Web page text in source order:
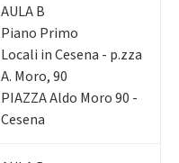
AULA B
Piano Primo
Locali in Cesena - p.zza
A. Moro, 90
PIAZZA Aldo Moro 90 -
Cesena